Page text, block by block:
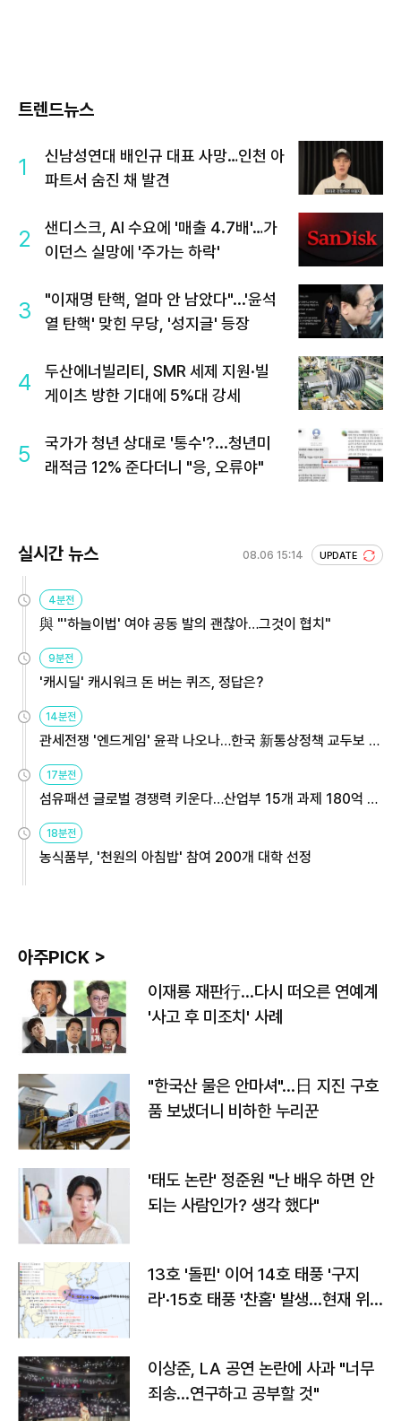
트렌드뉴스
1
신남성연대 배인규 대표 사망…인천 아
파트서 숨진 채 발견
2
샌디스크, AI 수요에 '매출 4.7배'…가
이던스 실망에 '주가는 하락'
3
"이재명 탄핵, 얼마 안 남았다"...'윤석
열 탄핵' 맞힌 무당, '성지글' 등장
4
두산에너빌리티, SMR 세제 지원·빌
게이츠 방한 기대에 5%대 강세
5
국가가 청년 상대로 '통수'?...청년미
래적금 12% 준다더니 "응, 오류야"
실시간 뉴스 08.06 15:14 UPDATE
4분전
與 "'하늘이법' 여야 공동 발의 괜찮아…그것이 협치"
9분전
'캐시딜' 캐시워크 돈 버는 퀴즈, 정답은?
14분전
관세전쟁 '엔드게임' 윤곽 나오나…한국 新통상정책 교두보 활
17분전
섬유패션 글로벌 경쟁력 키운다…산업부 15개 과제 180억 지
18분전
농식품부, '천원의 아침밥' 참여 200개 대학 선정
아주PICK >
이재룡 재판行…다시 떠오른 연예계
'사고 후 미조치' 사례
"한국산 물은 안마셔"…日 지진 구호
품 보냈더니 비하한 누리꾼
'태도 논란' 정준원 "난 배우 하면 안
되는 사람인가? 생각 했다"
13호 '돌핀' 이어 14호 태풍 '구지
라'·15호 태풍 '찬홈' 발생…현재 위
이상준, LA 공연 논란에 사과 "너무
죄송…연구하고 공부할 것"